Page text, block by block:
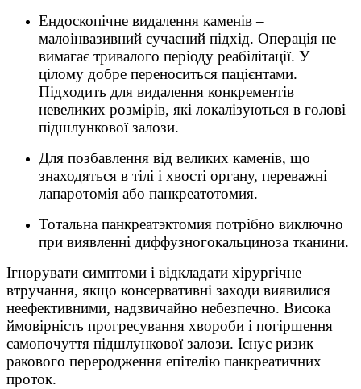
Ендоскопічне видалення каменів –
малоінвазивний сучасний підхід. Операція не
вимагає тривалого періоду реабілітації. У
цілому добре переноситься пацієнтами.
Підходить для видалення конкрементів
невеликих розмірів, які локалізуються в голові
підшлункової залози.
Для позбавлення від великих каменів, що
знаходяться в тілі і хвості органу, переважні
лапаротомія або панкреатотомия.
Тотальна панкреатэктомия потрібно виключно
при виявленні диффузногокальциноза тканини.
Ігнорувати симптоми і відкладати хірургічне
втручання, якщо консервативні заходи виявилися
неефективними, надзвичайно небезпечно. Висока
ймовірність прогресування хвороби і погіршення
самопочуття підшлункової залози. Існує ризик
ракового переродження епітелію панкреатичних
проток.